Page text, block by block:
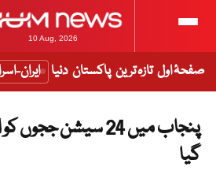
10 Aug, 2026
صفحۂ اول تازہ ترین پاکستان دنیا ایران-
پنجاب میں 24 سیشن
گیا